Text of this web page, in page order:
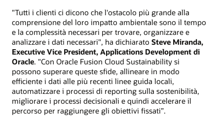
"Tutti i clienti ci dicono che l'ostacolo più grande alla
comprensione del loro impatto ambientale sono il tempo
e la complessità necessari per trovare, organizzare e
analizzare i dati necessari", ha dichiarato Steve Miranda,
Executive Vice President, Applications Development di
Oracle. "Con Oracle Fusion Cloud Sustainability si
possono superare queste sfide, allineare in modo
efficiente i dati alle più recenti linee guida locali,
automatizzare i processi di reporting sulla sostenibilità,
migliorare i processi decisionali e quindi accelerare il
percorso per raggiungere gli obiettivi fissati”.